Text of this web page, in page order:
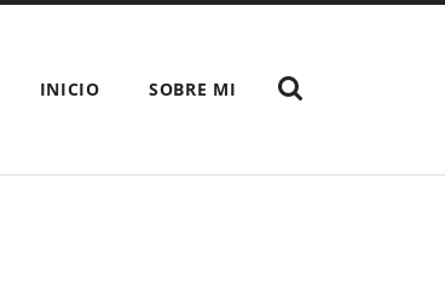
INICIO SOBRE MI
MOSTRAR
EL